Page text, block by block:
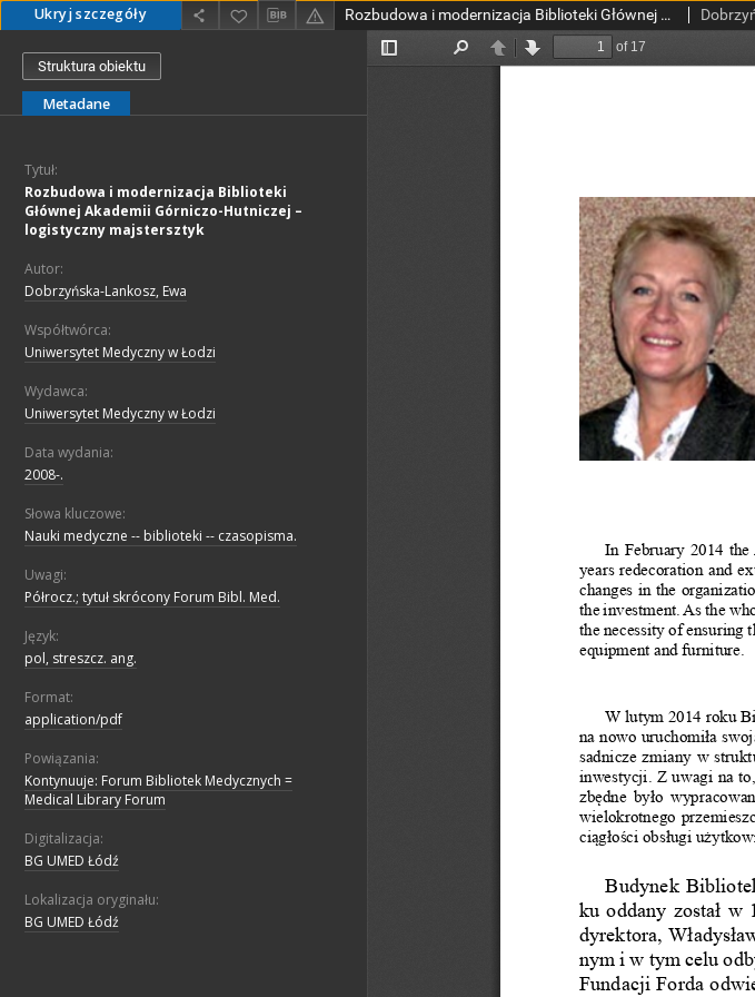
Ukryj szczegóły Rozbudowa i modernizacja Biblioteki Głównej Akademii Górniczo-Hutniczej – logistyczny majstersztyk
Struktura obiektu
Metadane
Tytuł:
Rozbudowa i modernizacja Biblioteki
Głównej Akademii Górniczo-Hutniczej –
logistyczny majstersztyk
Autor:
Dobrzyńska-Lankosz, Ewa
Współtwórca:
Uniwersytet Medyczny w Łodzi
Wydawca:
Uniwersytet Medyczny w Łodzi
Data wydania:
2008-.
Słowa kluczowe:
Nauki medyczne -- biblioteki -- czasopisma.
Uwagi:
Półrocz.; tytuł skrócony Forum Bibl. Med.
Język:
pol, streszcz. ang.
Format:
application/pdf
Powiązania:
Kontynuuje: Forum Bibliotek Medycznych =
Medical Library Forum
Digitalizacja:
BG UMED Łódź
Lokalizacja oryginału:
BG UMED Łódź